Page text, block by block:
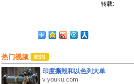
转载:
热门视频
印度撕毁和以色列大单
v.youku.com